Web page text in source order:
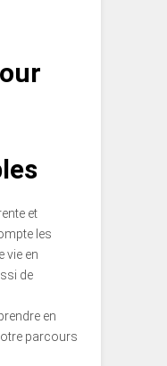
et
les
vie en
de
en
parcours